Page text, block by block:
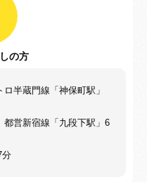
の方
半蔵門線「神保町駅」
都営新宿線「九段下駅」6
分